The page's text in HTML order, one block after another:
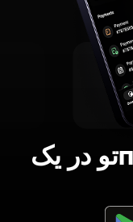
تمام ابزارهای کریпتو در یک